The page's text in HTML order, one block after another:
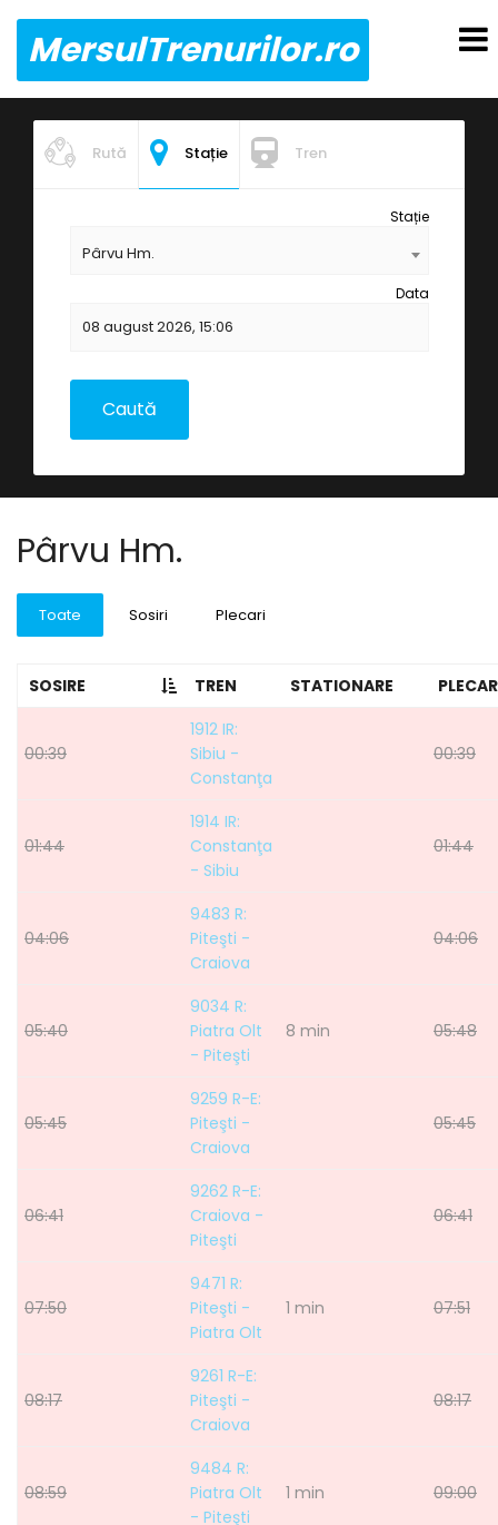
MersulTrenurilor.ro
Rută Stație Tren
Stație
Pârvu Hm.
Data
Pârvu Hm.
Toate Sosiri Plecari
SOSIRE TREN STATIONARE
00:39
1912 IR:
Sibiu -
Constanţa
00:39
01:44
1914 IR:
Constanţa
- Sibiu
01:44
04:06
9483 R:
Piteşti -
Craiova
04:06
05:40
9034 R:
Piatra Olt
- Piteşti
8 min 05:48
05:45
9259 R-E:
Piteşti -
Craiova
05:45
06:41
9262 R-E:
Craiova -
Piteşti
06:41
07:50
9471 R:
Piteşti -
Piatra Olt
1 min 07:51
08:17
9261 R-E:
Piteşti -
Craiova
08:17
08:59
9484 R:
Piatra Olt
- Piteşti
1 min 09:00